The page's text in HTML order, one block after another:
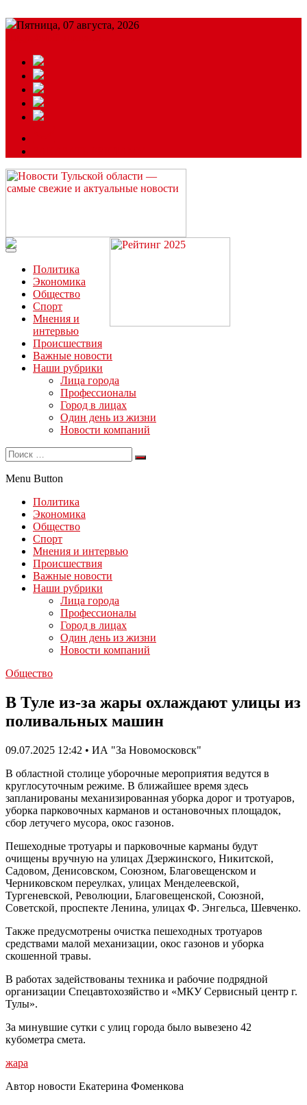
Пятница, 07 августа, 2026
Читайте последние новости дня в Тульской области на сайте
“ЗаНовомосковск”
Политика
Экономика
Общество
Спорт
Мнения и
интервью
Происшествия
Важные новости
Наши рубрики
Лица города
Профессионалы
Город в лицах
Один день из жизни
Новости компаний
Menu Button
Политика
Экономика
Общество
Спорт
Мнения и интервью
Происшествия
Важные новости
Наши рубрики
Лица города
Профессионалы
Город в лицах
Один день из жизни
Новости компаний
Общество
В Туле из-за жары охлаждают улицы из
поливальных машин
09.07.2025 12:42 • ИА "За Новомосковск"
В областной столице уборочные мероприятия ведутся в
круглосуточным режиме. В ближайшее время здесь
запланированы механизированная уборка дорог и тротуаров,
уборка парковочных карманов и остановочных площадок,
сбор летучего мусора, окос газонов.
Пешеходные тротуары и парковочные карманы будут
очищены вручную на улицах Дзержинского, Никитской,
Садовом, Денисовском, Союзном, Благовещенском и
Черниковском переулках, улицах Менделеевской,
Тургеневской, Революции, Благовещенской, Союзной,
Советской, проспекте Ленина, улицах Ф. Энгельса, Шевченко.
Также предусмотрены очистка пешеходных тротуаров
средствами малой механизации, окос газонов и уборка
скошенной травы.
В работах задействованы техника и рабочие подрядной
организации Спецавтохозяйство и «МКУ Сервисный центр г.
Тулы».
За минувшие сутки с улиц города было вывезено 42
кубометра смета.
жара
Автор новости Екатерина Фоменкова